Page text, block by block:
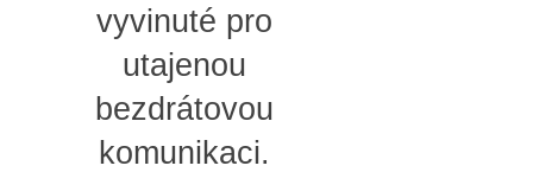
vyvinuté pro
utajenou
bezdrátovou
komunikaci.